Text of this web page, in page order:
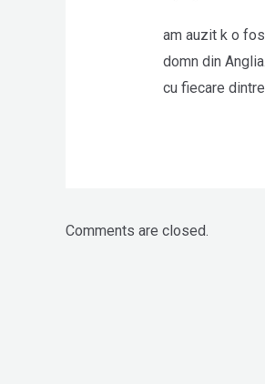
am auzit k o
domn din
cu fiecare
Comments are closed.